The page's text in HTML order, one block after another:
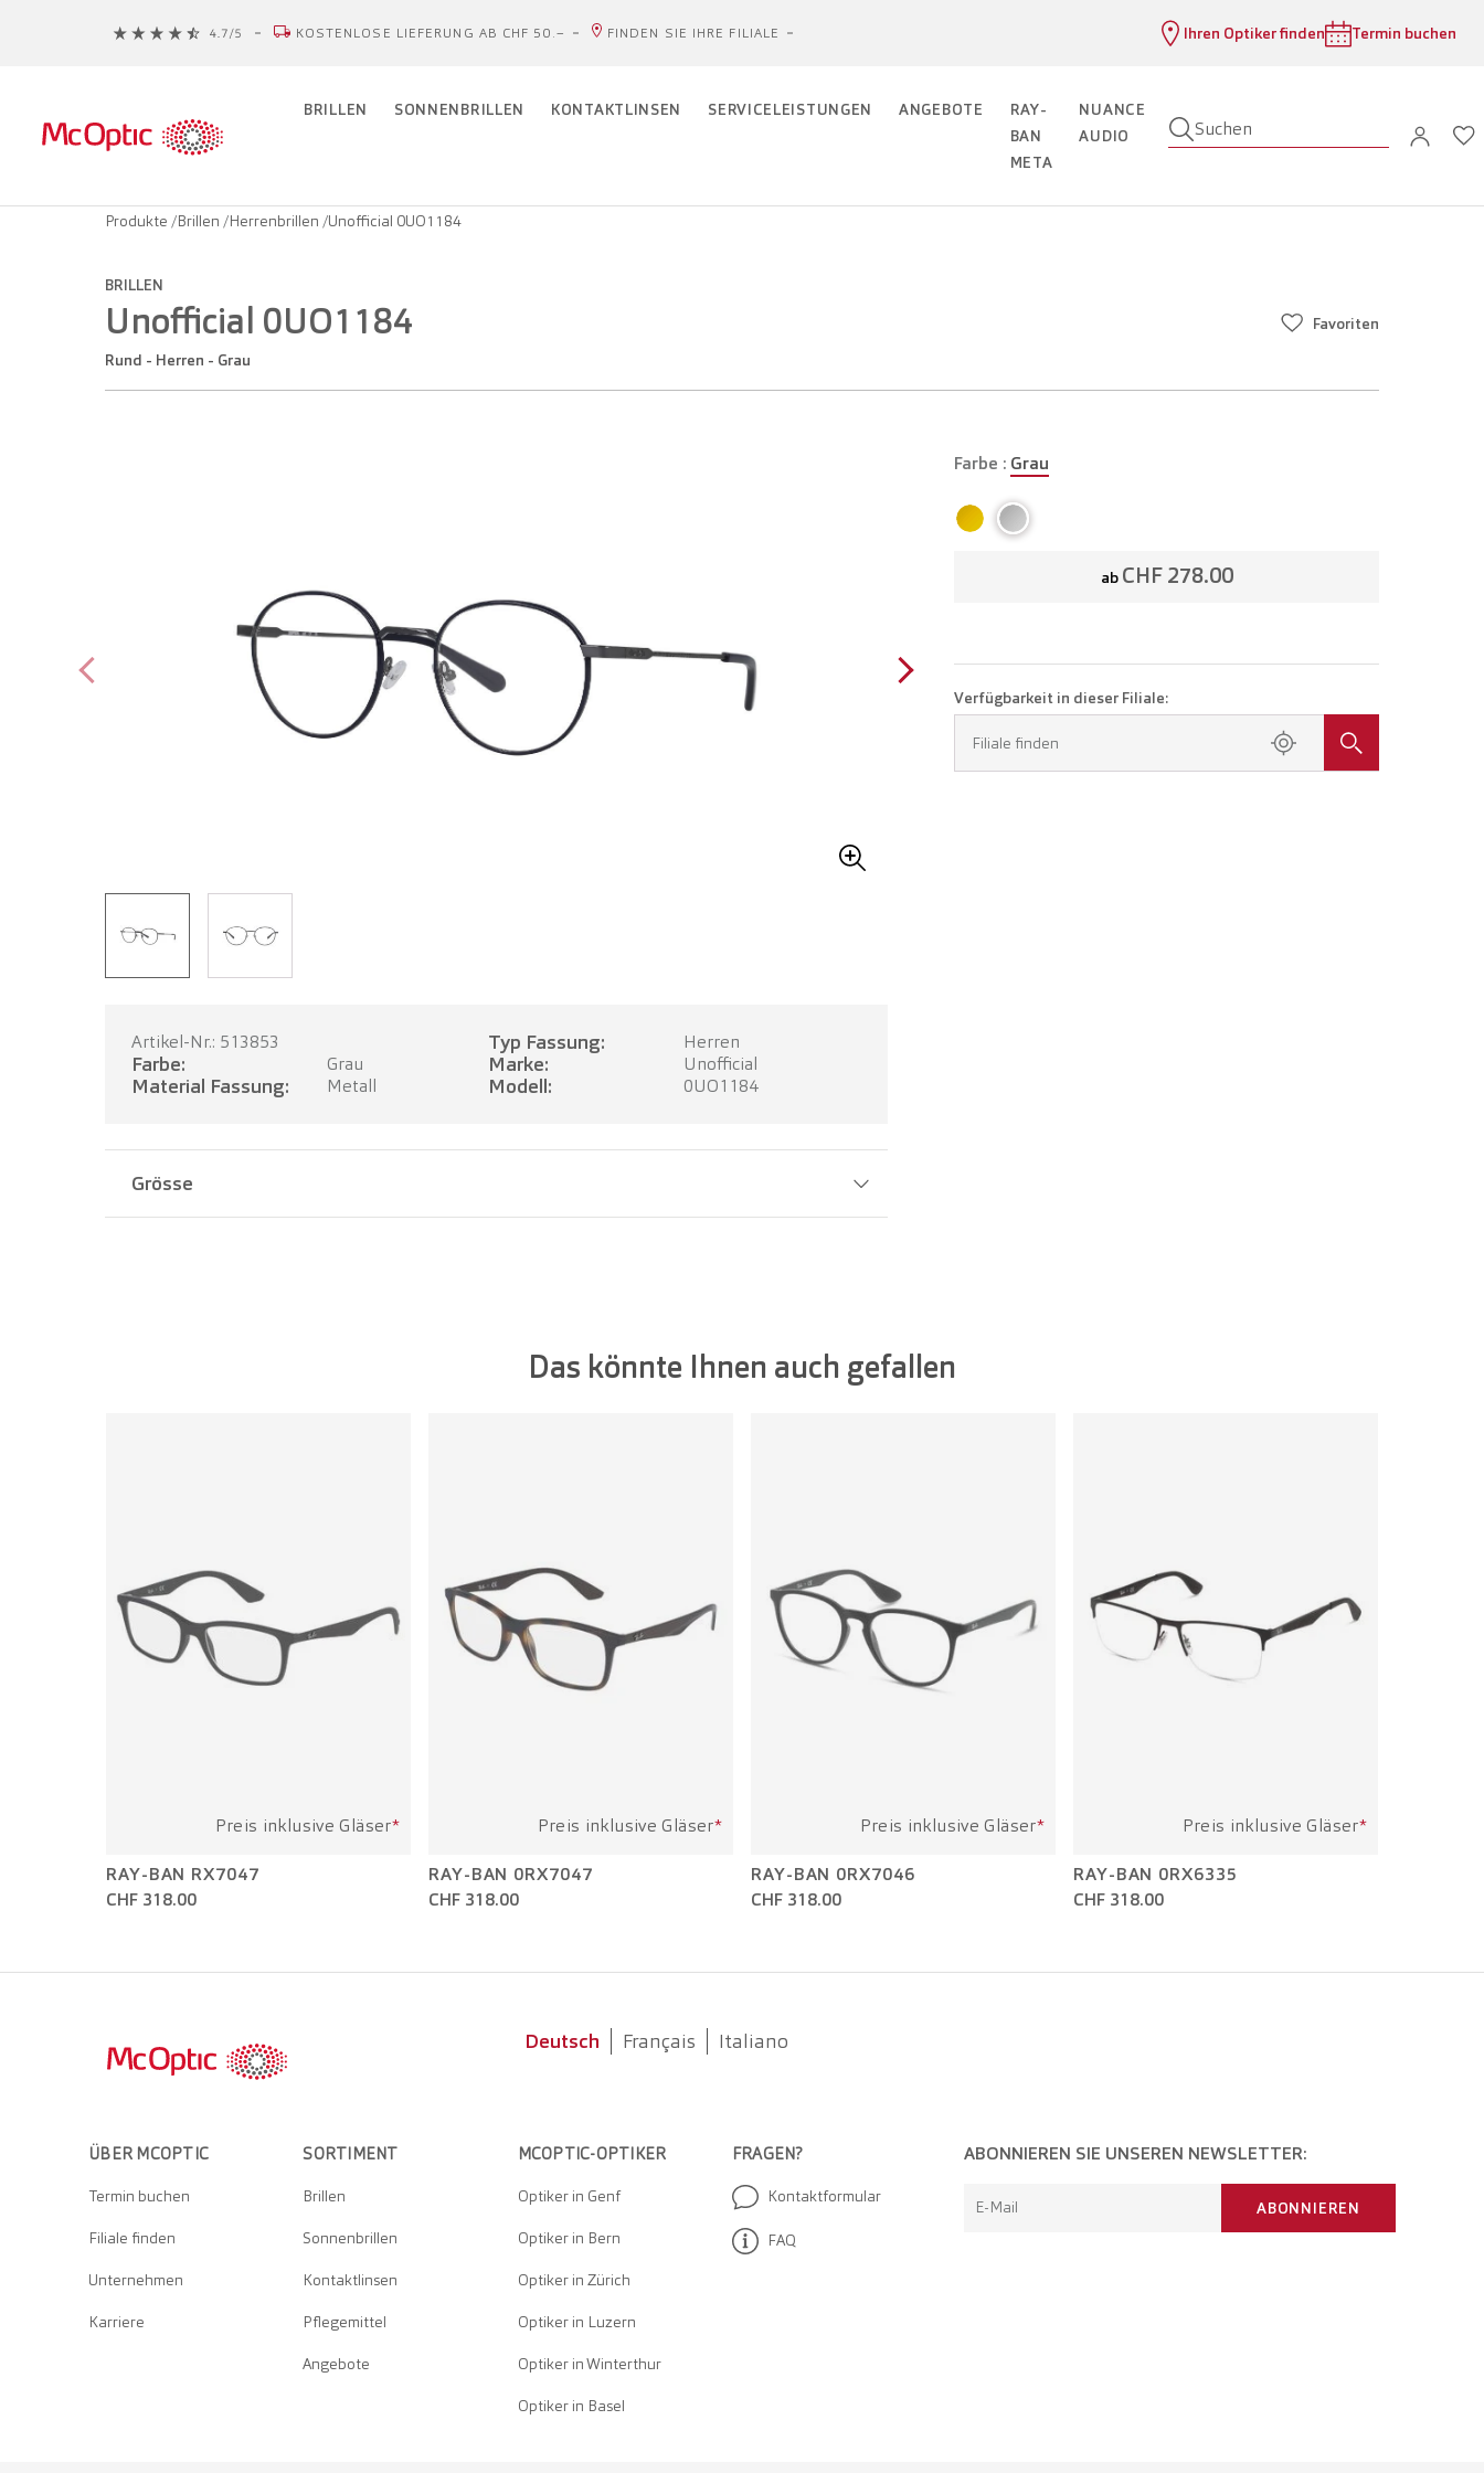
KOSTENLOSE LIEFERUNG AB CHF 50.– FINDEN SIE IHRE FILIALE Ihren Optiker finden Termin buchen
BRILLEN SONNENBRILLEN KONTAKTLINSEN SERVICELEISTUNGEN ANGEBOTE
RAY-
BAN
META
NUANCE
AUDIO
Suchen
Produkte /Brillen /Herrenbrillen /Unofficial 0UO1184
BRILLEN
Unofficial 0UO1184
Rund - Herren - Grau
Favoriten
Farbe : Grau
ab CHF 278.00
Verfügbarkeit in dieser Filiale:
Filiale finden
Artikel-Nr.: 513853 Typ Fassung: Herren
Farbe: Grau Marke: Unofficial
Material Fassung: Metall Modell: 0UO1184
Grösse
Das könnte Ihnen auch gefallen
Preis inklusive Gläser*
RAY-BAN RX7047
CHF 318.00
Preis inklusive Gläser*
RAY-BAN 0RX7047
CHF 318.00
Preis inklusive Gläser*
RAY-BAN 0RX7046
CHF 318.00
Preis inklusive Gläser*
RAY-BAN 0RX6335
CHF 318.00
Deutsch Français Italiano
ÜBER MCOPTIC
Termin buchen
Filiale finden
Unternehmen
Karriere
SORTIMENT
Brillen
Sonnenbrillen
Kontaktlinsen
Pflegemittel
Angebote
MCOPTIC-OPTIKER
Optiker in Genf
Optiker in Bern
Optiker in Zürich
Optiker in Luzern
Optiker in Winterthur
Optiker in Basel
FRAGEN?
Kontaktformular
FAQ
ABONNIEREN SIE UNSEREN NEWSLETTER:
E-Mail ABONNIEREN